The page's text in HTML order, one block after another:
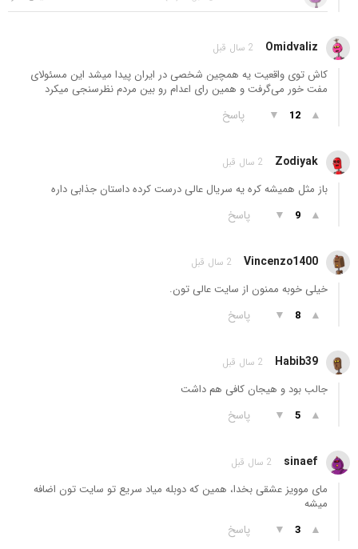
Omidvaliz 2 سال قبل
کاش توی واقعیت یه همچین شخصی در ایران پیدا میشد این مسئولای
مفت خور می‌گرفت و همین رای اعدام رو بین مردم نظرسنجی میکرد
▲
12
▼ پاسخ
Zodiyak 2 سال قبل
باز مثل همیشه کره یه سریال عالی درست کرده داستان جذابی داره
▲
9
▼ پاسخ
Vincenzo1400 2 سال قبل
خیلی خوبه ممنون از سایت عالی تون.
▲
8
▼ پاسخ
Habib39 2 سال قبل
جالب بود و هیجان کافی هم داشت
▲
5
▼ پاسخ
sinaef 2 سال قبل
مای موویز عشقی بخدا، همین که دوبله میاد سریع تو سایت تون اضافه
میشه
▲
3
▼ پاسخ